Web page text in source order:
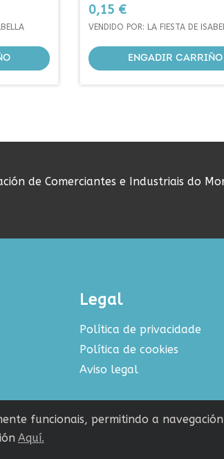
Prezo
0,15 €
VENDIDO POR: LA FIESTA DE
ENGADIR CARRIÑO
de Comerciantes e Industriais do
Legal
Política de privacidade
Política de cookies
Aviso legal
funcionais, permitindo a
Aquí.